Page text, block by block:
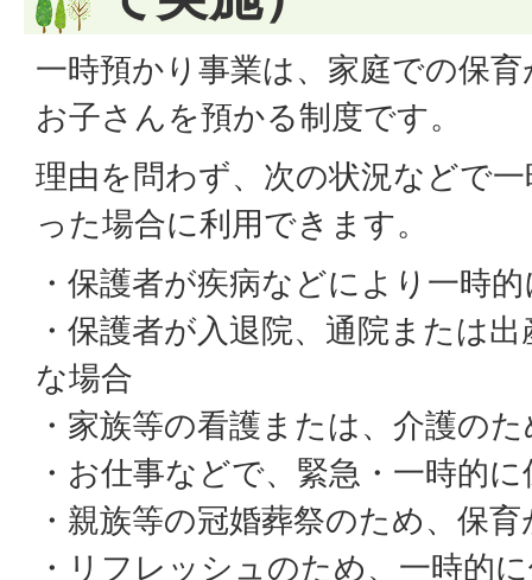
一時預かり事業は、家庭での保
お子さんを預かる制度です。
理由を問わず、次の状況などで
った場合に利用できます。
・保護者が疾病などにより一時
・保護者が入退院、通院または
な場合
・家族等の看護または、介護の
・お仕事などで、緊急・一時的
・親族等の冠婚葬祭のため、保
・リフレッシュのため、一時的